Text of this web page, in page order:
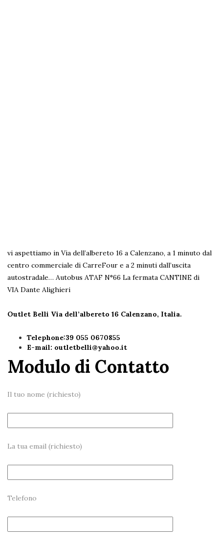
vi aspettiamo in Via dell’albereto 16 a Calenzano, a 1 minuto dal
centro commerciale di CarreFour e a 2 minuti dall’uscita
autostradale… Autobus ATAF N°66 La fermata CANTINE di
VIA Dante Alighieri
Outlet Belli Via dell’albereto 16 Calenzano, Italia.
Telephone:39 055 0670855
E-mail: outletbelli@yahoo.it
Modulo di Contatto
Il tuo nome (richiesto)
La tua email (richiesto)
Telefono